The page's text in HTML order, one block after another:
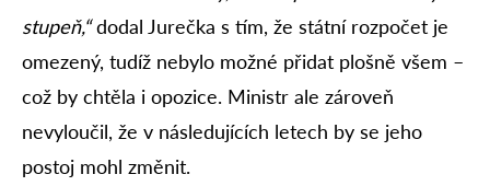
stupeň,“dodal Jurečka s tím, že státní rozpočet je
omezený, tudíž nebylo možné přidat plošně všem –
což by chtěla i opozice. Ministr ale zároveň
nevyloučil, že v následujících letech by se jeho
postoj mohl změnit.